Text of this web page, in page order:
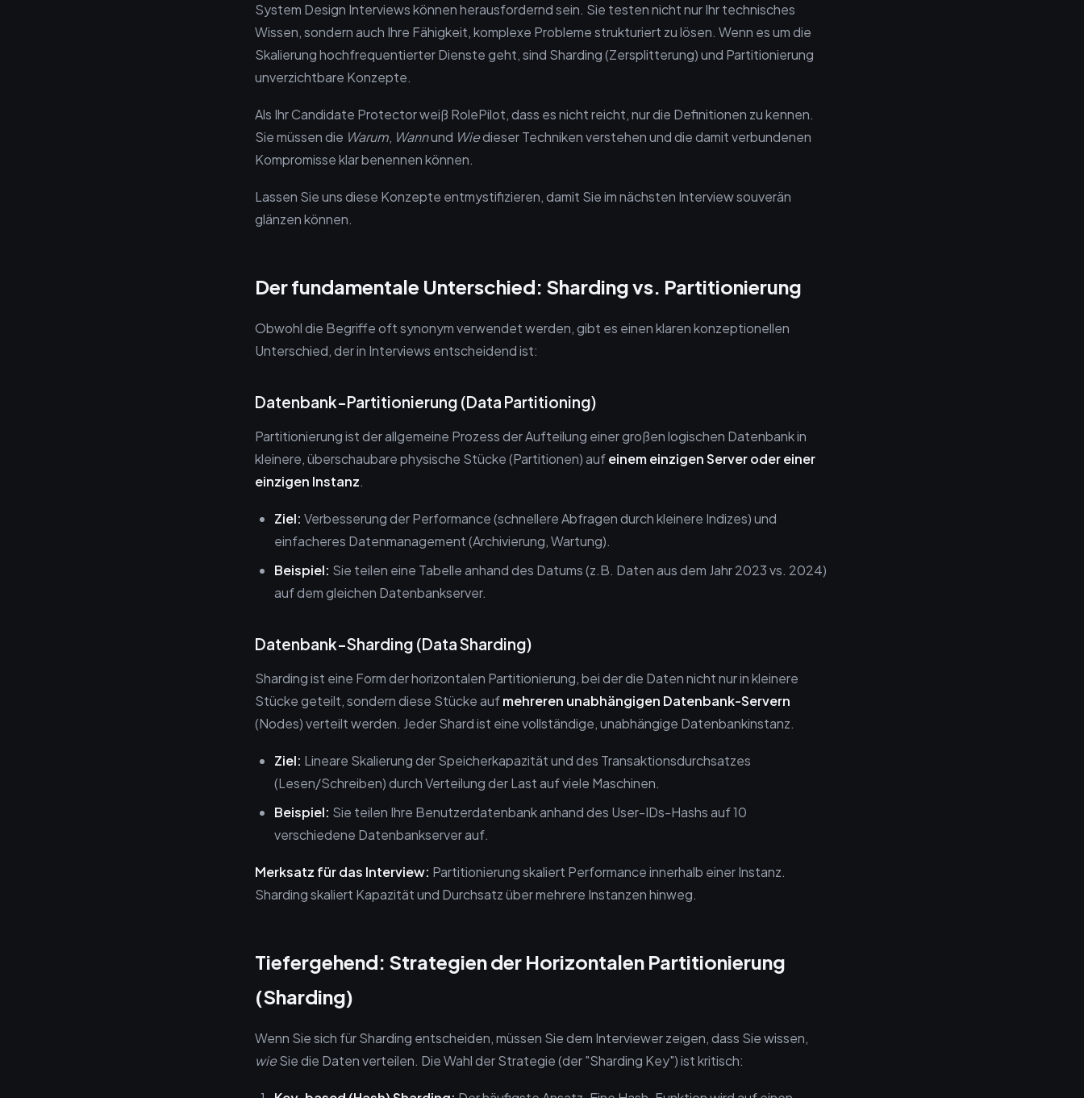
System Design Interviews können herausfordernd sein. Sie testen nicht nur Ihr technisches
Wissen, sondern auch Ihre Fähigkeit, komplexe Probleme strukturiert zu lösen. Wenn es um die
Skalierung hochfrequentierter Dienste geht, sind Sharding (Zersplitterung) und Partitionierung
unverzichtbare Konzepte.
Als Ihr Candidate Protector weiß RolePilot, dass es nicht reicht, nur die Definitionen zu kennen.
Sie müssen die Warum, Wannund Wiedieser Techniken verstehen und die damit verbundenen
Kompromisse klar benennen können.
Lassen Sie uns diese Konzepte entmystifizieren, damit Sie im nächsten Interview souverän
glänzen können.
Der fundamentale Unterschied: Sharding vs. Partitionierung
Obwohl die Begriffe oft synonym verwendet werden, gibt es einen klaren konzeptionellen
Unterschied, der in Interviews entscheidend ist:
Datenbank-Partitionierung (Data Partitioning)
Partitionierung ist der allgemeine Prozess der Aufteilung einer großen logischen Datenbank in
kleinere, überschaubare physische Stücke (Partitionen) aufeinem einzigen Server oder einer
einzigen Instanz.
Ziel: Verbesserung der Performance (schnellere Abfragen durch kleinere Indizes) und
einfacheres Datenmanagement (Archivierung, Wartung).
Beispiel: Sie teilen eine Tabelle anhand des Datums (z.B. Daten aus dem Jahr 2023 vs. 2024)
auf dem gleichen Datenbankserver.
Datenbank-Sharding (Data Sharding)
Sharding ist eine Form der horizontalen Partitionierung, bei der die Daten nicht nur in kleinere
Stücke geteilt, sondern diese Stücke aufmehreren unabhängigen Datenbank-Servern
(Nodes) verteilt werden. Jeder Shard ist eine vollständige, unabhängige Datenbankinstanz.
Ziel: Lineare Skalierung der Speicherkapazität und des Transaktionsdurchsatzes
(Lesen/Schreiben) durch Verteilung der Last auf viele Maschinen.
Beispiel: Sie teilen Ihre Benutzerdatenbank anhand des User-IDs-Hashs auf 10
verschiedene Datenbankserver auf.
Merksatz für das Interview: Partitionierung skaliert Performance innerhalb einer Instanz.
Sharding skaliert Kapazität und Durchsatz über mehrere Instanzen hinweg.
Tiefergehend: Strategien der Horizontalen Partitionierung
(Sharding)
Wenn Sie sich für Sharding entscheiden, müssen Sie dem Interviewer zeigen, dass Sie wissen,
wieSie die Daten verteilen. Die Wahl der Strategie (der "Sharding Key") ist kritisch: